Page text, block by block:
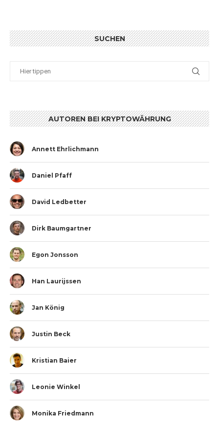
SUCHEN
AUTOREN BEI KRYPTOWÄHRUNG
Annett Ehrlichmann
Daniel Pfaff
David Ledbetter
Dirk Baumgartner
Egon Jonsson
Han Laurijssen
Jan König
Justin Beck
Kristian Baier
Leonie Winkel
Monika Friedmann